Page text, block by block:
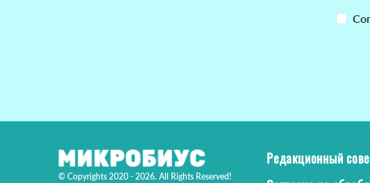
© Copyrights 2020 - 2026. All Rights Reserved!
Редакционный